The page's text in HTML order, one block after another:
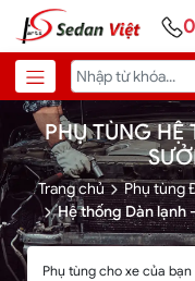
PHỤ TÙNG
Trang chủ
Phụ tùng
Hệ thống Dàn lạnh
Phụ tùng cho xe của bạn